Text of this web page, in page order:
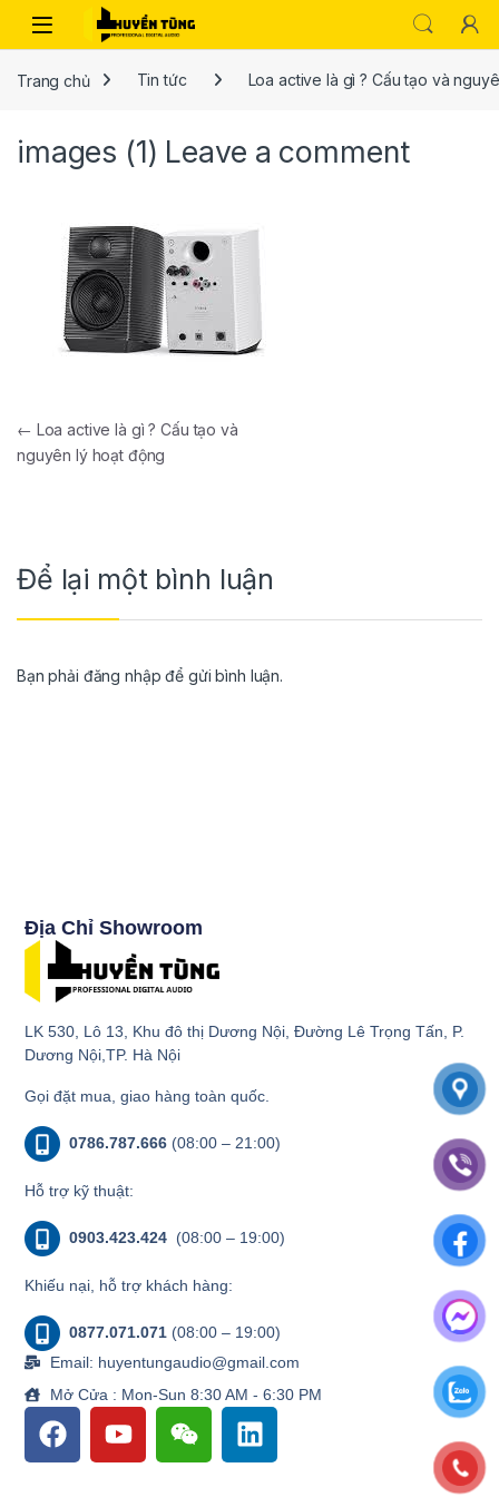
Trang chủ Tin tức Loa active là gì ? Cấu tạo và
images (1) Leave a comment
← Loa active là gì ? Cấu tạo và
nguyên lý hoạt động
Để lại một bình luận
Bạn phải đăng nhập để gửi bình luận.
Địa Chỉ Showroom
LK 530, Lô 13, Khu đô thị Dương Nội, Đường Lê Trọng Tấn, P.
Dương Nội,TP. Hà Nội
Gọi đặt mua, giao hàng toàn quốc.
0786.787.666 (08:00 – 21:00)
Hỗ trợ kỹ thuật:
0903.423.424 (08:00 – 19:00)
Khiếu nại, hỗ trợ khách hàng:
0877.071.071 (08:00 – 19:00)
Email: huyentungaudio@gmail.com
Mở Cửa : Mon-Sun 8:30 AM - 6:30 PM